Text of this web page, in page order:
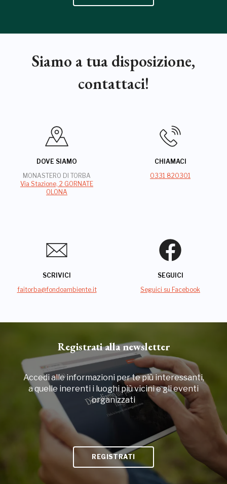
Siamo a tua disposizione,
contattaci!
DOVE SIAMO
MONASTERO DI TORBA
Via Stazione, 2 GORNATE
OLONA
CHIAMACI
0331 820301
SCRIVICI
faitorba@fondoambiente.it
SEGUICI
Seguici su Facebook
Registrati alla newsletter
Accedi alle informazioni per te più interessanti,
a quelle inerenti i luoghi più vicini e gli eventi
organizzati
REGISTRATI